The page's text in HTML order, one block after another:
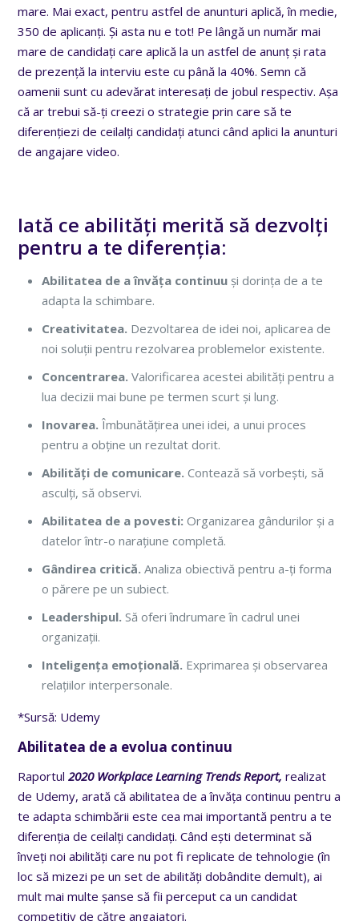
mare. Mai exact, pentru astfel de anunturi aplică, în medie,
350 de aplicanți. Și asta nu e tot! Pe lângă un număr mai
mare de candidați care aplică la un astfel de anunț și rata
de prezență la interviu este cu până la 40%. Semn că
oamenii sunt cu adevărat interesați de jobul respectiv. Așa
că ar trebui să-ți creezi o strategie prin care să te
diferențiezi de ceilalți candidați atunci când aplici la anunturi
de angajare video.
Iată ce abilități merită să dezvolți
pentru a te diferenția:
Abilitatea de a învăța continuu și dorința de a te
adapta la schimbare.
Creativitatea. Dezvoltarea de idei noi, aplicarea de
noi soluții pentru rezolvarea problemelor existente.
Concentrarea.Valorificarea acestei abilități pentru a
lua decizii mai bune pe termen scurt și lung.
Inovarea. Îmbunătățirea unei idei, a unui proces
pentru a obține un rezultat dorit.
Abilități de comunicare.Contează să vorbești, să
asculți, să observi.
Abilitatea de a povesti:Organizarea gândurilor și a
datelor într-o narațiune completă.
Gândirea critică.Analiza obiectivă pentru a-ți forma
o părere pe un subiect.
Leadershipul.Să oferi îndrumare în cadrul unei
organizații.
Inteligența emoțională. Exprimarea și observarea
relațiilor interpersonale.
*Sursă: Udemy
Abilitatea de a evolua continuu
Raportul2020 Workplace Learning Trends Report,realizat
de Udemy, arată că abilitatea de a învăța continuu pentru a
te adapta schimbării este cea mai importantă pentru a te
diferenția de ceilalți candidați. Când ești determinat să
înveți noi abilități care nu pot fi replicate de tehnologie (în
loc să mizezi pe un set de abilități dobândite demult), ai
mult mai multe șanse să fii perceput ca un candidat
competitiv de către angajatori.